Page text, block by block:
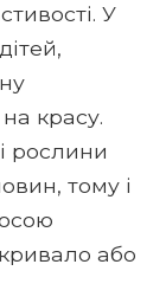
У
красу.
рослини
тому і
або